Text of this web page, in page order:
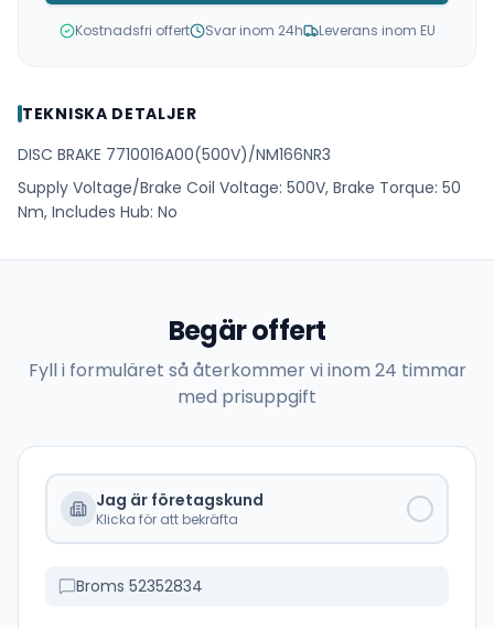
Kostnadsfri offert Svar inom 24h Leverans inom EU
TEKNISKA DETALJER
DISC BRAKE 7710016A00(500V)/NM166NR3
Supply Voltage/Brake Coil Voltage: 500V, Brake Torque: 50
Nm, Includes Hub: No
Begär offert
Fyll i formuläret så återkommer vi inom 24 timmar
med prisuppgift
Jag är företagskund
Klicka för att bekräfta
Broms 52352834